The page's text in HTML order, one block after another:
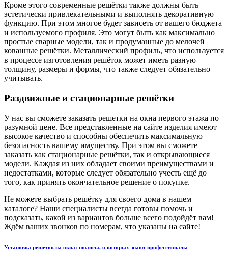
Кроме этого современные решётки также должны быть
эстетически привлекательными и выполнять декоративную
функцию. При этом многое будет зависеть от вашего бюджета
и используемого профиля. Это могут быть как максимально
простые сварные модели, так и продуманные до мелочей
кованные решётки. Металлический профиль, что используется
в процессе изготовления решёток может иметь разную
толщину, размеры и формы, что также следует обязательно
учитывать.
Раздвижные и стационарные решётки
У нас вы сможете заказать решетки на окна первого этажа по
разумной цене. Все представленные на сайте изделия имеют
высокое качество и способны обеспечить максимальную
безопасность вашему имуществу. При этом вы сможете
заказать как стационарные решётки, так и открывающиеся
модели. Каждая из них обладает своими преимуществами и
недостатками, которые следует обязательно учесть ещё до
того, как принять окончательное решение о покупке.
Не можете выбрать решётку для своего дома в нашем
каталоге? Наши специалисты всегда готовы помочь и
подсказать, какой из вариантов больше всего подойдёт вам!
Ждём ваших звонков по номерам, что указаны на сайте!
Установка решеток на окна: нюансы, о которых знают профессионалы